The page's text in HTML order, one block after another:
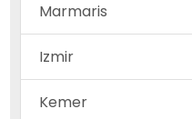
Marmaris
Izmir
Kemer